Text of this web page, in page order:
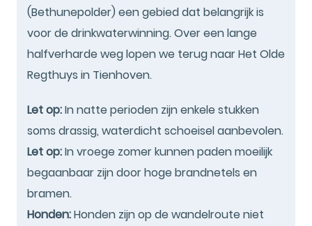
(Bethunepolder) een gebied dat belangrijk is
voor de drinkwaterwinning. Over een lange
halfverharde weg lopen we terug naar Het Olde
Regthuys in Tienhoven.
Let op:In natte perioden zijn enkele stukken
soms drassig, waterdicht schoeisel aanbevolen.
Let op:In vroege zomer kunnen paden moeilijk
begaanbaar zijn door hoge brandnetels en
bramen.
Honden:Honden zijn op de wandelroute niet